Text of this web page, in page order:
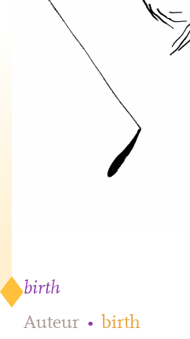
birth
Auteur • birth